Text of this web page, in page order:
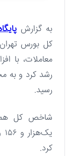
به گزارش
رسید.
کرد.